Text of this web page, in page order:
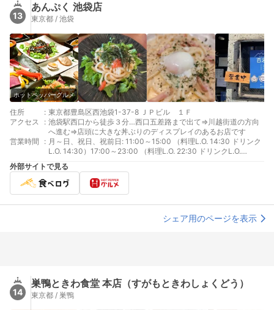
13
あんぷく 池袋店
東京都 / 池袋
ホットペッパーグルメ
住所 : 東京都豊島区西池袋1-37-8 ＪＰビル １Ｆ
アクセス
: 池袋駅西口から徒歩３分…西口五差路まで出て⇒川越街道の方向
へ進む⇒店頭に大きな丼ぶりのディスプレイのあるお店です
営業時間
: 月～日、祝日、祝前日: 11:00～15:00 （料理L.O. 14:30 ドリンク
L.O. 14:30）17:00～23:00 （料理L.O. 22:30 ドリンクL.O.
22:30）
外部サイトで見る
シェア用のページを表示
14
巣鴨ときわ食堂 本店（すがもときわしょくどう）
東京都 / 巣鴨